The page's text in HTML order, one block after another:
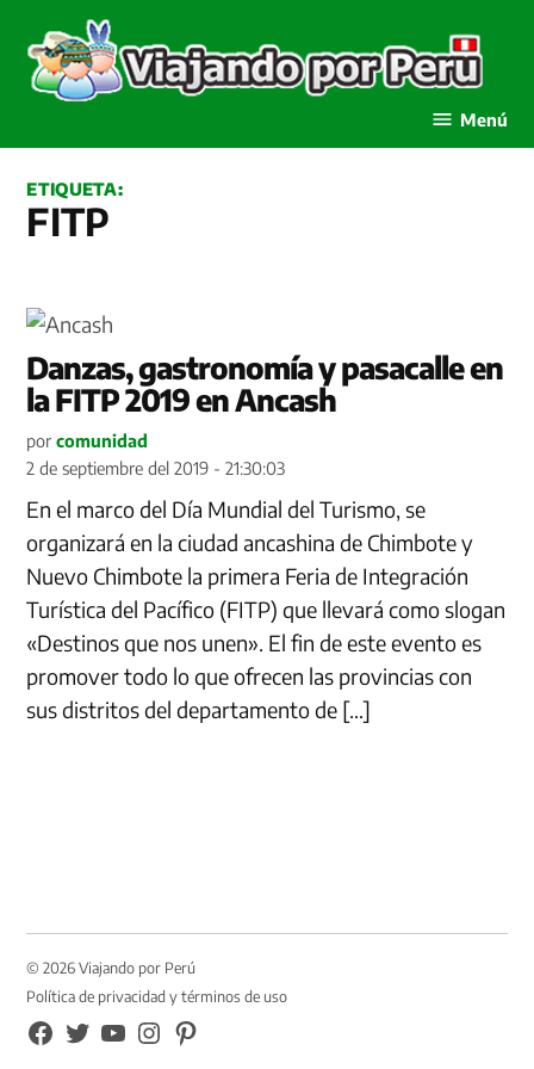
contenido
Menú
ETIQUETA:
FITP
Danzas, gastronomía y pasacalle en
la FITP 2019 en Ancash
por comunidad
2 de septiembre del 2019 - 21:30:03
En el marco del Día Mundial del Turismo, se
organizará en la ciudad ancashina de Chimbote y
Nuevo Chimbote la primera Feria de Integración
Turística del Pacífico (FITP) que llevará como slogan
«Destinos que nos unen». El fin de este evento es
promover todo lo que ofrecen las provincias con
sus distritos del departamento de […]
© 2026 Viajando por Perú
Política de privacidad y términos de uso
FB
TW YouTubeInstagramPinterest